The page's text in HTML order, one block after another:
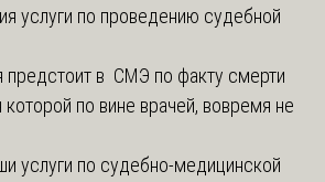
услуги по проведению судебной
предстоит в СМЭ по факту смерти
по вине врачей, вовремя не
услуги по судебно-медицинской